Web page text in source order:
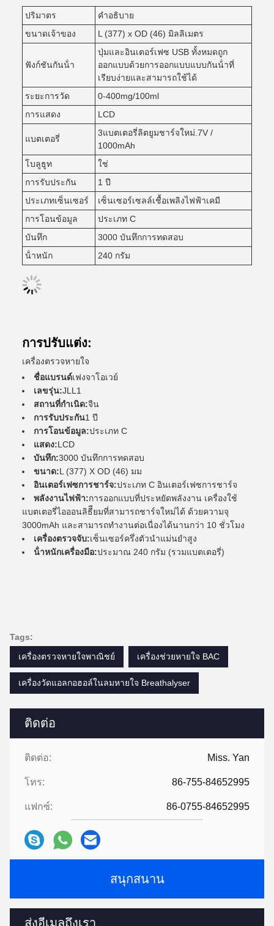
ติดต่อ
ติดต่อ: Miss. Yan
โทร: 86-755-84652995
แฟกซ์: 86-0755-84652995
สนุกสนาน
ส่งอีเมลถึงเรา
ปริมาตร
คําอธิบาย
ขนาดเจ้าของ
L (377) x OD (46) มิลลิเมตร
ฟังก์ชันกันน้ํา
ปุ่มและอินเตอร์เฟซ USB ทั้งหมดถูก
ออกแบบด้วยการออกแบบแบบกันน้ําที่
เรียบง่ายและสามารถใช้ได้
ระยะการวัด
0-400mg/100ml
การแสดง
LCD
แบตเตอรี่
3แบตเตอรี่ลิตยูมชาร์จใหม่.7V /
1000mAh
โบลูธูท
ใช่
การรับประกัน
1 ปี
ประเภทเซ็นเซอร์
เซ็นเซอร์เซลล์เชื้อเพลิงไฟฟ้าเคมี
การโอนข้อมูล
ประเภท C
บันทึก
3000 บันทึกการทดสอบ
น้ําหนัก
240 กรัม
การปรับแต่ง:
เครื่องตรวจหายใจ
ชื่อแบรนด์เฟงจาโอเวย์
เลขรุ่น:JLL1
สถานที่กําเนิด:จีน
การรับประกัน1 ปี
การโอนข้อมูล:ประเภท C
แสดง:LCD
บันทึก:3000 บันทึกการทดสอบ
ขนาด:L (377) X OD (46) มม
อินเตอร์เฟซการชาร์จ:ประเภท C อินเตอร์เฟซการชาร์จ
พลังงานไฟฟ้า:การออกแบบที่ประหยัดพลังงาน เครื่องใช้
แบตเตอรี่ไอออนลิธีียมที่สามารถชาร์จใหม่ได้ ด้วยความจุ
3000mAh และสามารถทํางานต่อเนื่องได้นานกว่า 10 ชั่วโมง
เครื่องตรวจจับ:เซ็นเซอร์ครึ่งตัวนําแม่นยําสูง
น้ําหนักเครื่องมือ:ประมาณ 240 กรัม (รวมแบตเตอรี่)
Tags:
เครื่องตรวจหายใจพาณิชย์
เครื่องช่วยหายใจ BAC
เครื่องวัดแอลกอฮอล์ในลมหายใจ Breathalyser